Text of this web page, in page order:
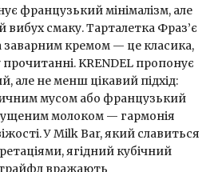
французький мінімалізм, але
смаку. Тарталетка Фраз’є
заварним кремом — це класика,
KRENDEL пропонує
але не менш цікавий підхід:
мусом або французький
молоком — гармонія
У Milk Bar, який славиться
ягідний кубічний
трайфл вражають